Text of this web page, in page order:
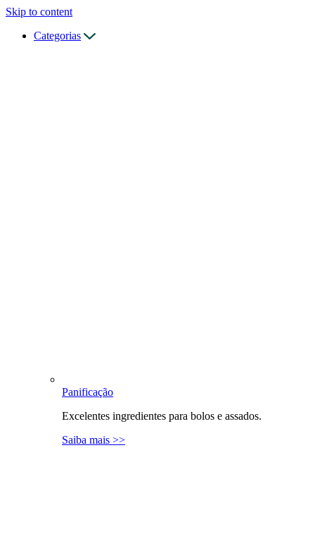
Skip to content
Categorias
Panificação
Excelentes ingredientes para bolos e assados.
Saiba mais >>